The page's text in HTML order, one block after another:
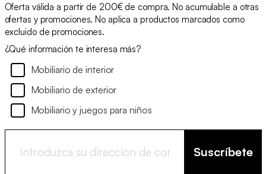
Oferta válida a partir de 200€ de compra. No acumulable a otras
ofertas y promociones. No aplica a productos marcados como
excluido de promociones.
¿Qué información te interesa más?
Mobiliario de interior
Mobiliario de exterior
Mobiliario y juegos para niños
Suscríbete